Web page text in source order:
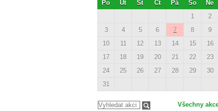
Po Út St Čt Pá So
Ne
1
2
3
4 5 6 7 8
9
10
11 12 13 14 15
16
17
18 19 20 21 22
23
24
25 26 27 28 29
30
31
Všechny